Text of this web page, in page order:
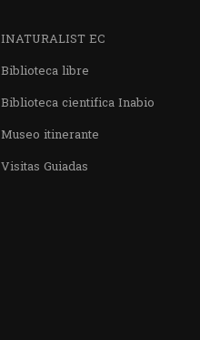
INATURALIST EC
Biblioteca libre
Biblioteca cientifica Inabio
Museo itinerante
Visitas Guiadas